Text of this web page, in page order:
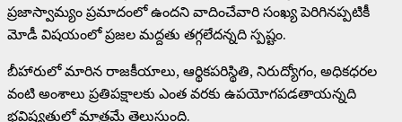
ప్రజాస్వామ్యం ప్రమాదంలో ఉందని వాదించేవారి సంఖ్య పెరిగినప్పటికీ
మోడీ విషయంలో ప్రజల మద్దతు తగ్గలేదన్నది స్పష్టం.
బీహారులో మారిన రాజకీయాలు, ఆర్థికపరిస్థితి, నిరుద్యోగం, అధికధరల
వంటి అంశాలు ప్రతిపక్షాలకు ఎంత వరకు ఉపయోగపడతాయన్నది
భవిష్యత్తులో మాత్రమే తెలుస్తుంది.